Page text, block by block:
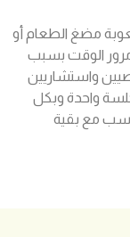
مضغ الطعام أو
الوقت بسبب
واستشاريين
جلسة واحدة وبكل
مع بقية